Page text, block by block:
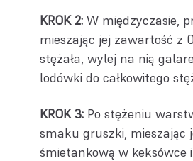
KROK 2: W międzyczasie,
mieszając jej zawartość z
stężała, wylej na nią
lodówki do całkowitego
KROK 3: Po stężeniu
smaku gruszki,
śmietankową w keksówce